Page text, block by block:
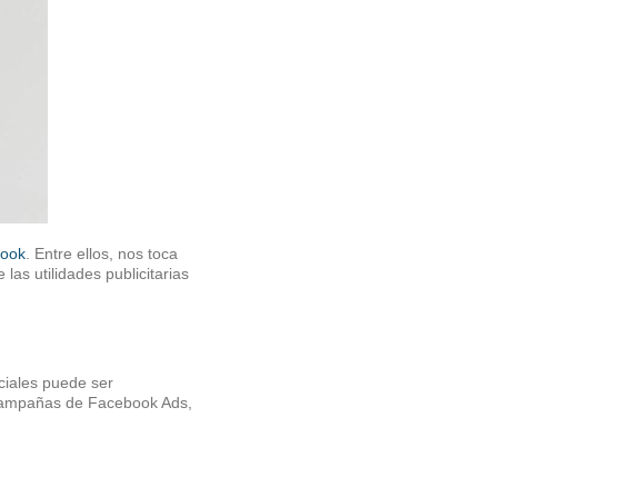
. Entre ellos, nos toca
las utilidades publicitarias
puede ser
de Facebook Ads,